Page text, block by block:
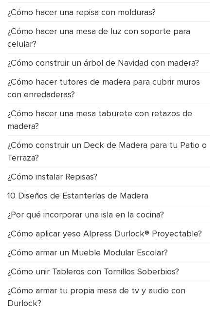
¿Cómo hacer una repisa con molduras?
¿Cómo hacer una mesa de luz con soporte para
celular?
¿Cómo construir un árbol de Navidad con madera?
¿Cómo hacer tutores de madera para cubrir muros
con enredaderas?
¿Cómo hacer una mesa taburete con retazos de
madera?
¿Cómo construir un Deck de Madera para tu Patio o
Terraza?
¿Cómo instalar Repisas?
10 Diseños de Estanterías de Madera
¿Por qué incorporar una isla en la cocina?
¿Cómo aplicar yeso Alpress Durlock® Proyectable?
¿Cómo armar un Mueble Modular Escolar?
¿Cómo unir Tableros con Tornillos Soberbios?
¿Cómo armar tu propia mesa de tv y audio con
Durlock?